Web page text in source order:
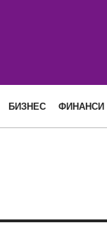
БИЗНЕС ФИНАНСИ